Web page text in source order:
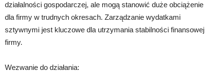
działalności gospodarczej, ale mogą stanowić duże obciążenie
dla firmy w trudnych okresach. Zarządzanie wydatkami
sztywnymi jest kluczowe dla utrzymania stabilności finansowej
firmy.
Wezwanie do działania: